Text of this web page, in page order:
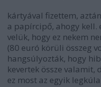
kártyával fizettem,
a papírcipő, ahogy kell.
velük, hogy ez nekem
(80 euró körüli összeg
hangsúlyozták, hogy
kevertek össze
ez most az egyik